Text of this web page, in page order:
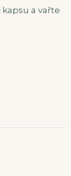
a vařte